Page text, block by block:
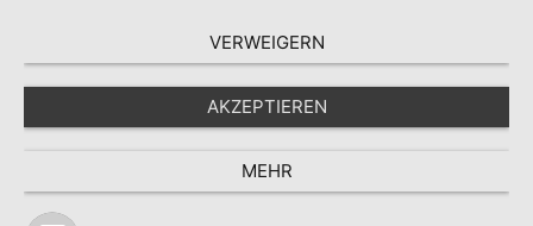
VERWEIGERN
AKZEPTIEREN
MEHR